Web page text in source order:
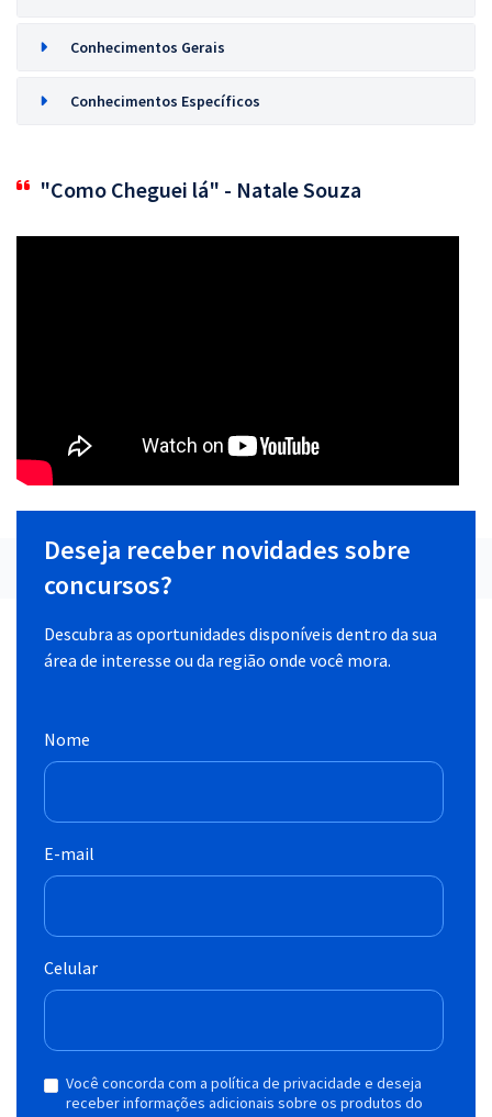
Conhecimentos Gerais
Conhecimentos Específicos
"Como Cheguei lá" - Natale Souza
Deseja receber novidades sobre
concursos?
Descubra as oportunidades disponíveis dentro da sua
área de interesse ou da região onde você mora.
Nome
E-mail
Celular
Você concorda com a política de privacidade e deseja
receber informações adicionais sobre os produtos do